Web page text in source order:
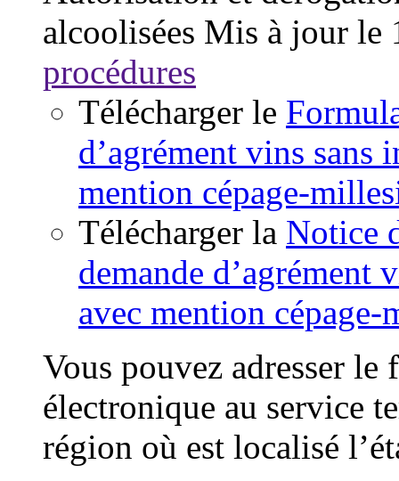
alcoolisées Mis à jour le
procédures
Télécharger le
d’agrément vins sans
mention cépage-
Télécharger la Notice
demande d’agrément
avec mention cépage-
Vous pouvez adresser
électronique au service
région où est localisé